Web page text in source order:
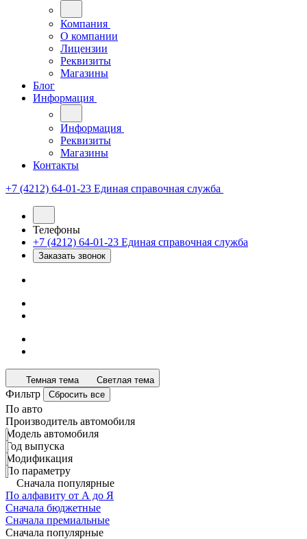
Компания
О компании
Лицензии
Реквизиты
Магазины
Блог
Информация
Информация
Реквизиты
Магазины
Контакты
+7 (4212) 64-01-23 Единая справочная служба
Телефоны
+7 (4212) 64-01-23 Единая справочная служба
Заказать звонок
Темная тема Светлая тема
Фильтр Сбросить все
По авто
Производитель автомобиля
Модель автомобиля
Год выпуска
Модификация
По параметру
Сначала популярные
По алфавиту от А до Я
Сначала бюджетные
Сначала премиальные
Сначала популярные